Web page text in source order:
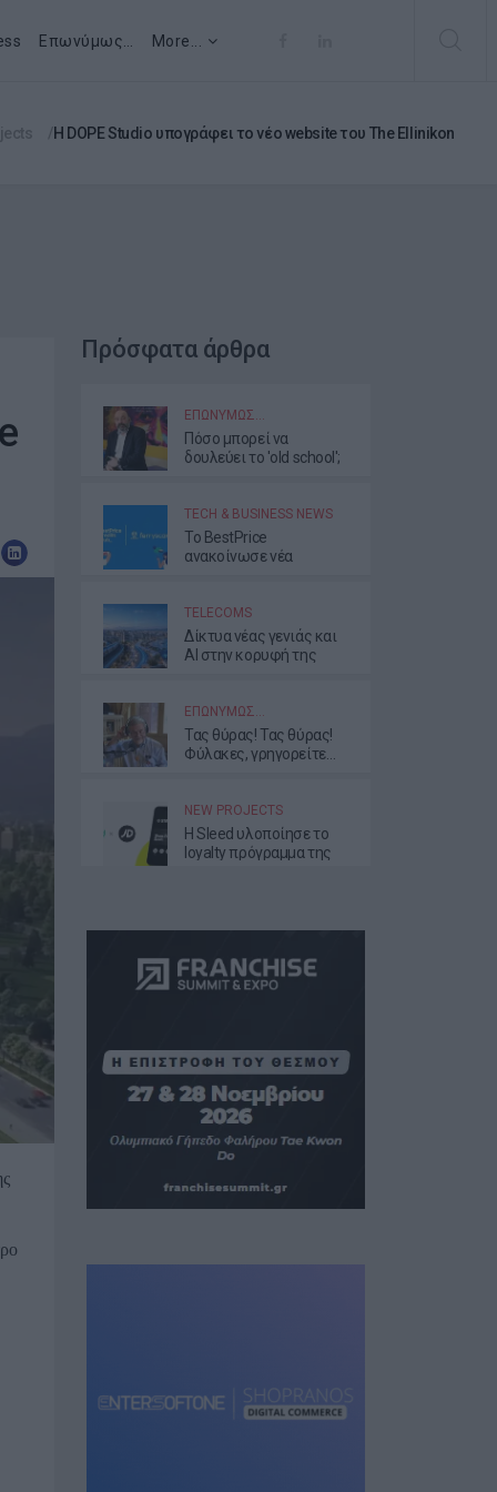
Επωνύμως… More...
Η DOPE Studio υπογράφει το νέο website του The Ellinikon
Πρόσφατα άρθρα
ΕΠΩΝΎΜΩΣ…
Πόσο μπορεί να
δουλεύει το 'old school';
TECH & BUSINESS NEWS
Το BestPrice
ανακοίνωσε νέα
TELECOMS
Δίκτυα νέας γενιάς και
AI στην κορυφή της
ΕΠΩΝΎΜΩΣ…
Τας θύρας! Τας θύρας!
Φύλακες, γρηγορείτε…
NEW PROJECTS
Η Sleed υλοποίησε το
loyalty πρόγραμμα της